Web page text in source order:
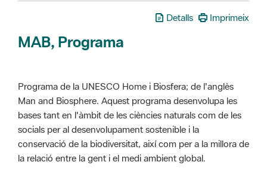
Detalls Imprimeix
MAB, Programa
Programa de la UNESCO Home i Biosfera; de l'anglès
Man and Biosphere. Aquest programa desenvolupa les
bases tant en l'àmbit de les ciències naturals com de les
socials per al desenvolupament sostenible i la
conservació de la biodiversitat, així com per a la millora de
la relació entre la gent i el medi ambient global.